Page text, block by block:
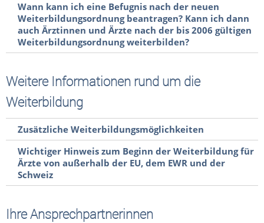
Wann kann ich eine Befugnis nach der neuen
Weiterbildungsordnung beantragen? Kann ich dann
auch Ärztinnen und Ärzte nach der bis 2006 gültigen
Weiterbildungsordnung weiterbilden?
Weitere Informationen rund um die
Weiterbildung
Zusätzliche Weiterbildungsmöglichkeiten
Wichtiger Hinweis zum Beginn der Weiterbildung für
Ärzte von außerhalb der EU, dem EWR und der
Schweiz
Ihre Ansprechpartnerinnen